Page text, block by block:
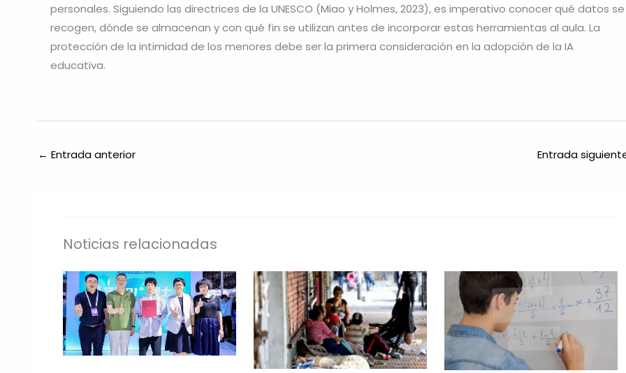
personales. Siguiendo las directrices de la UNESCO (Miao y Holmes, 2023), es imperativo conocer qué datos se
recogen, dónde se almacenan y con qué fin se utilizan antes de incorporar estas herramientas al aula. La
protección de la intimidad de los menores debe ser la primera consideración en la adopción de la IA
educativa.
← Entrada anterior Entrada
Noticias relacionadas